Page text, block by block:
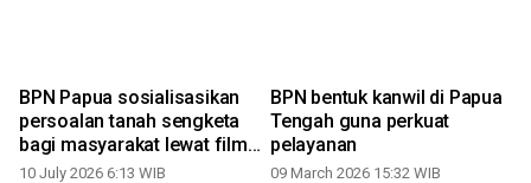
BPN Papua sosialisasikan
persoalan tanah sengketa
bagi masyarakat lewat film
"Tanah Sengketa"
10 July 2026 6:13 WIB
BPN bentuk kanwil di Papua
Tengah guna perkuat
pelayanan
09 March 2026 15:32 WIB